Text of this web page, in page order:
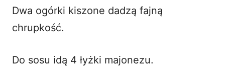
Dwa ogórki kiszone dadzą fajną
chrupkość.
Do sosu idą 4 łyżki majonezu.